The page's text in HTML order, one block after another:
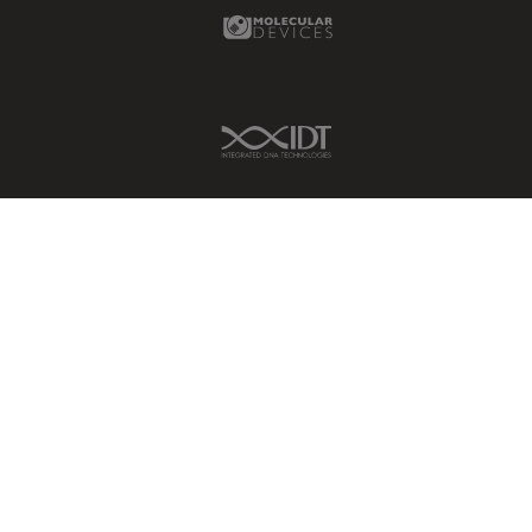
Molecular Devices Link
IDT Link